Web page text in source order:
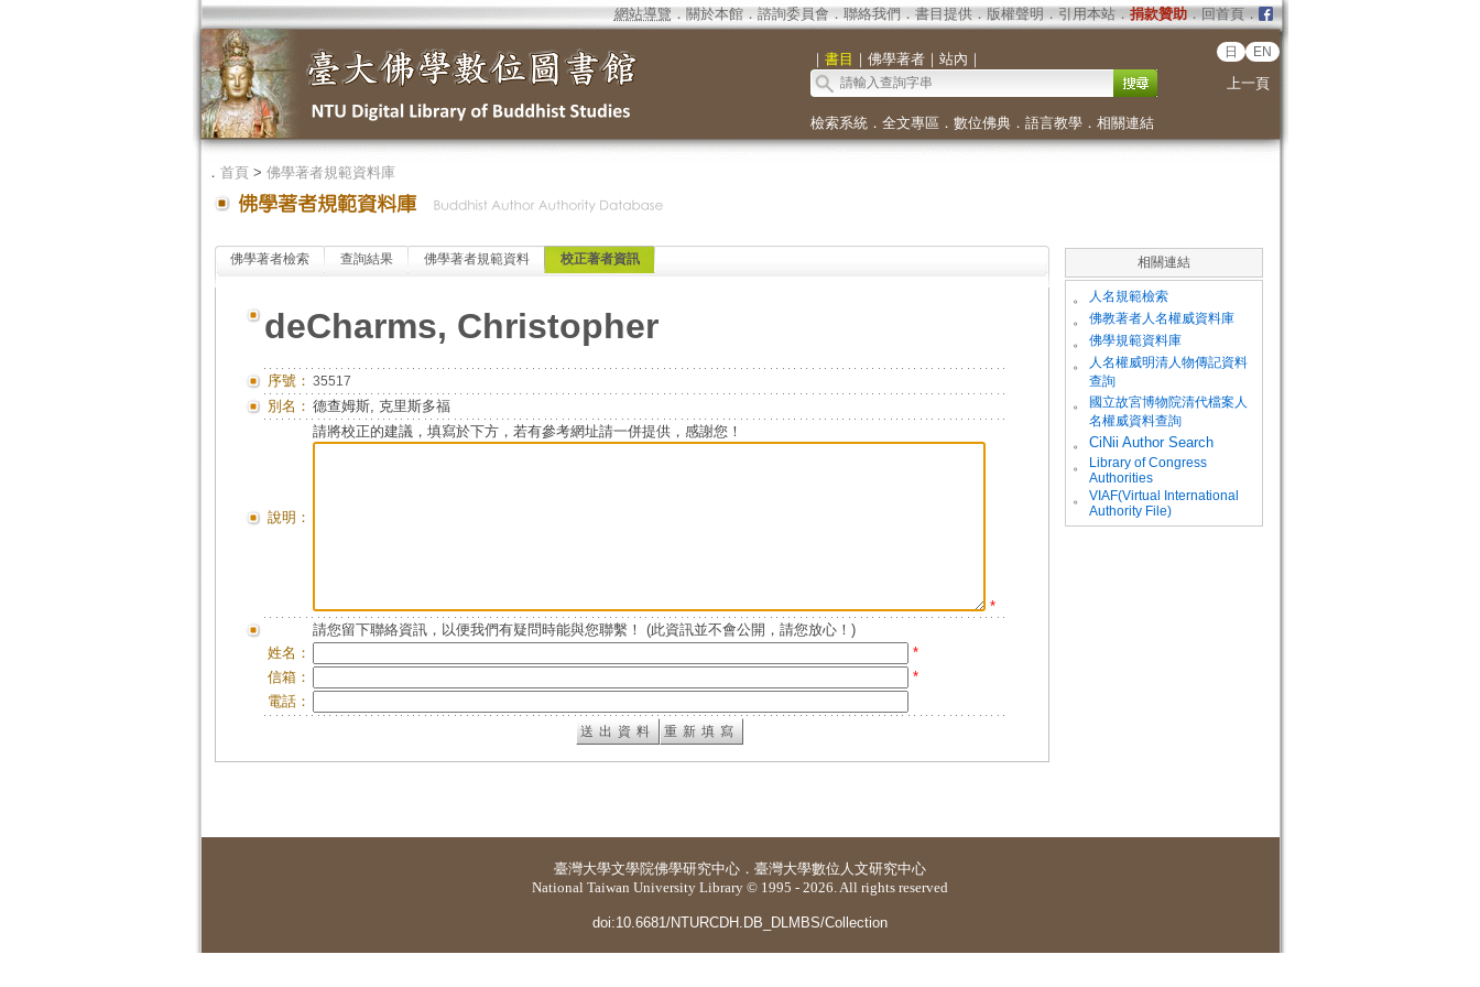
網站導覽 ． 關於本館． 諮詢委員會． 聯絡我們 ． 書目提供． 版權聲明 ． 引用本站． 捐款贊助．回首頁．
｜ 書目 ｜ 佛學著者｜ 站內 ｜ 日 EN
上一頁
檢索系統． 全文專區 ． 數位佛典． 語言教學． 相關連結
． 首頁> 佛學著者規範資料庫
佛學著者檢索 查詢結果 佛學著者規範資料 校正著者資訊
deCharms, Christopher
序號： 35517
別名： 德查姆斯, 克里斯多福
說明：
請將校正的建議，填寫於下方，若有參考網址請一併提供，感謝您！
*
請您留下聯絡資訊，以便我們有疑問時能與您聯繫！ (此資訊並不會公開，請您放心！)
姓名：
*
信箱：
*
電話：
相關連結
。 人名規範檢索
。 佛教著者人名權威資料庫
。 佛學規範資料庫
。
人名權威明清人物傳記資料
查詢
。
國立故宮博物院清代檔案人
名權威資料查詢
。
CiNii Author Search
。
Library of Congress
Authorities
。
VIAF(Virtual International
Authority File)
臺灣大學文學院佛學研究中心 ． 臺灣大學數位人文研究中心
National Taiwan University Library © 1995 - 2026. All rights reserved
doi:10.6681/NTURCDH.DB_DLMBS/Collection